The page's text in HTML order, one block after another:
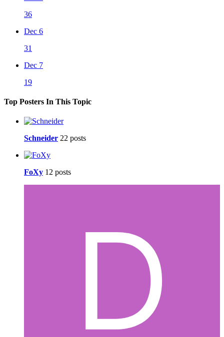
36
Dec 6
31
Dec 7
19
Top Posters In This Topic
Schneider 22 posts
FoXy 12 posts